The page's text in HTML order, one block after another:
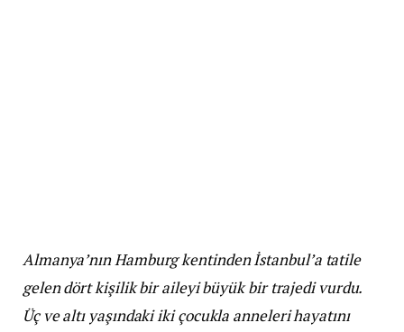
Almanya’nın Hamburg kentinden İstanbul’a tatile
gelen dört kişilik bir aileyi büyük bir trajedi vurdu.
Üç ve altı yaşındaki iki çocukla anneleri hayatını